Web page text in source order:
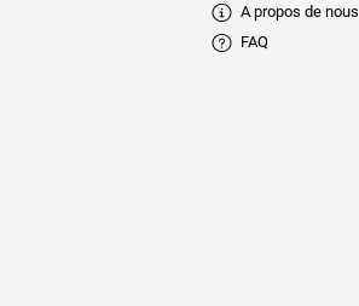
A propos de nous
FAQ